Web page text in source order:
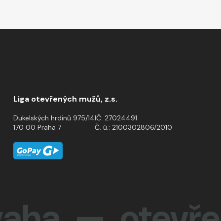
Liga otevřených mužů, z.s.
Dukelských hrdinů 975/14
170 00 Praha 7
IČ: 27024491
Č. ú.: 2100302806/2010